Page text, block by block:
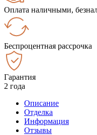
Оплата наличными,
Беспроцентная рассрочка
Гарантия
2 года
Описание
Отделка
Информация
Отзывы